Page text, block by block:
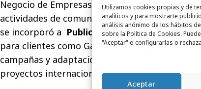
Utilizamos cookies propias y de
analíticos y para mostrarte
análisis anónimo de los hábitos
sobre la Política de Cookies.
"Aceptar" o configurarlas o
Aceptar
Negocio de Empresas de Orange España,
actividades de comunicación interna a nivel
se incorporó a Publicis como ejecutiva de
para clientes como Garnier, Daikin y Renault,
campañas y adaptaciones para el mercado
proyectos internacionales.